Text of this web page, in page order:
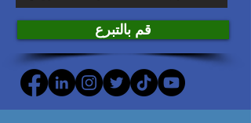
قم بالتبرع